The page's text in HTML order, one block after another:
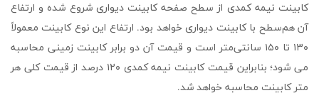
کابینت نیمه کمدی از سطح صفحه کابینت دیواری شروع شده و ارتفاع
آن هم‌سطح با کابینت دیواری خواهد بود. ارتفاع این نوع کابینت معمولاً
۱۳۰ تا ۱۵۰ سانتی‌متر است و قیمت آن دو برابر کابینت زمینی محاسبه
می شود؛ بنابراین قیمت کابینت نیمه کمدی ۱۲۰ درصد از قیمت کلی هر
متر کابینت محاسبه خواهد شد.